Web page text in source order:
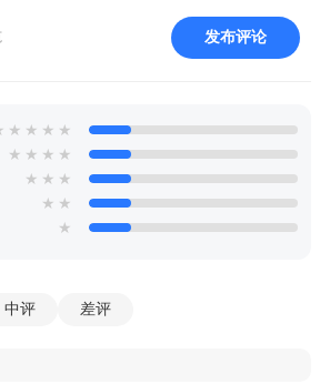
发布评论
★ ★ ★ ★
★ ★ ★ ★
★ ★ ★
★ ★
★
中评 差评